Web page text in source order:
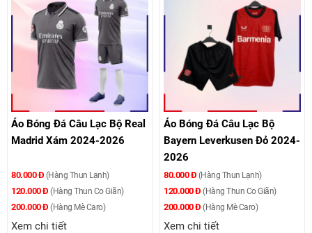
Áo Bóng Đá Câu Lạc Bộ Real
Madrid Xám 2024-2026
80.000 Đ (Hàng Thun Lạnh)
120.000 Đ (Hàng Thun Co Giãn)
200.000 Đ (Hàng Mè Caro)
Xem chi tiết
Áo Bóng Đá Câu Lạc Bộ
Bayern Leverkusen Đỏ 2024-
2026
80.000 Đ (Hàng Thun Lạnh)
120.000 Đ (Hàng Thun Co Giãn)
200.000 Đ (Hàng Mè Caro)
Xem chi tiết